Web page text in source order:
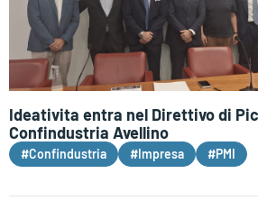
Ideativita entra nel Direttivo di
Confindustria Avellino
#Confindustria #Impresa #PMI